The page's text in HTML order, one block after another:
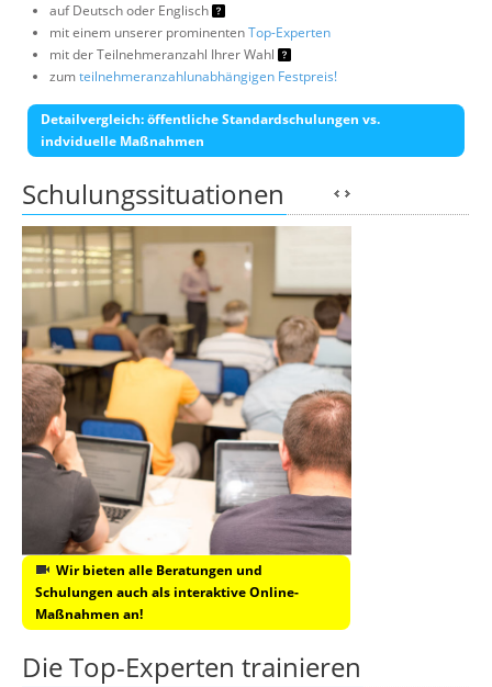
auf Deutsch oder Englisch
mit einem unserer prominentenTop-Experten
mit der Teilnehmeranzahl Ihrer Wahl
zumteilnehmeranzahlunabhängigen Festpreis!
Detailvergleich: öffentliche Standardschulungen vs.
indviduelle Maßnahmen
Schulungssituationen
Wir bieten alle Beratungen und
Schulungen auch als interaktive Online-
Maßnahmen an!
Die Top-Experten trainieren